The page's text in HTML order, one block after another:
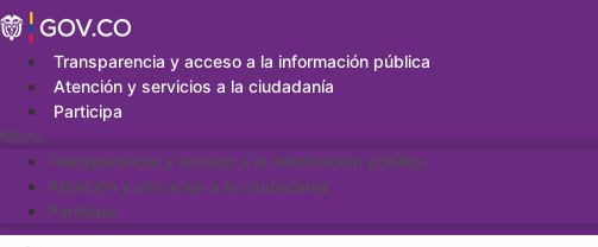
Saltar
al
contenidoTransparencia y acceso a la información pública
Atención y servicios a la ciudadanía
Participa
Menu
Transparencia y acceso a la información pública
Atención y servicios a la ciudadanía
Participa